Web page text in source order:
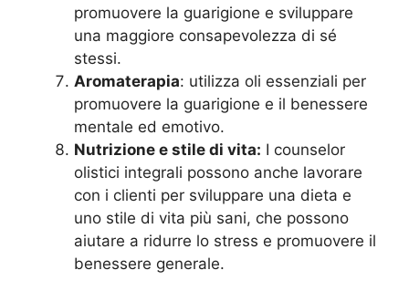
promuovere la guarigione e sviluppare
una maggiore consapevolezza di sé
stessi.
Aromaterapia: utilizza oli essenziali per
promuovere la guarigione e il benessere
mentale ed emotivo.
Nutrizione e stile di vita: I counselor
olistici integrali possono anche lavorare
con i clienti per sviluppare una dieta e
uno stile di vita più sani, che possono
aiutare a ridurre lo stress e promuovere il
benessere generale.